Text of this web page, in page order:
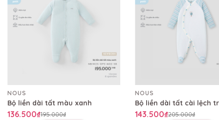
NOUS
Bộ liền dài tất màu xanh
136.500₫195.000₫
NOUS
143.500₫205.000₫